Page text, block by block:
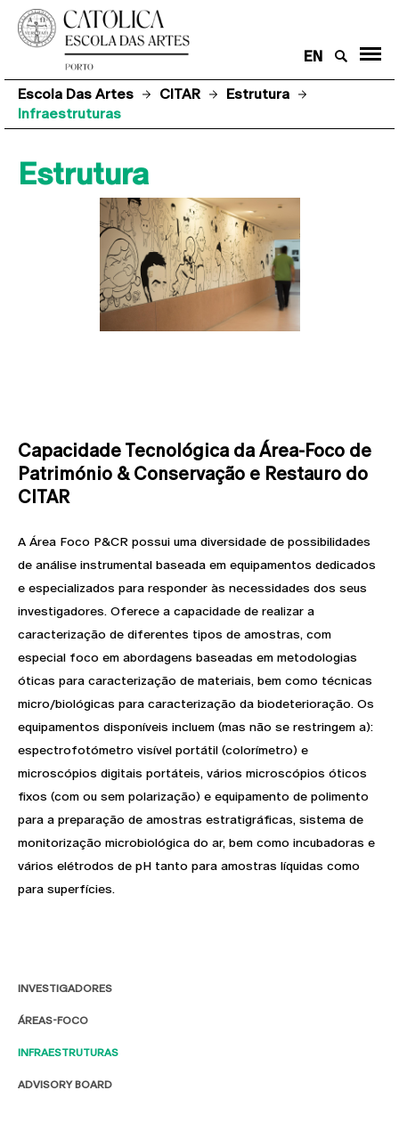
EN
Escola Das Artes CITAR
Estrutura
Infraestruturas
Estrutura
INVESTIGADORES
ÁREAS-FOCO
INFRAESTRUTURAS
ADVISORY BOARD
Capacidade Tecnológica da Área-Foco de
Património & Conservação e Restauro do
CITAR
A Área Foco P&CR possui uma diversidade de possibilidades
de análise instrumental baseada em equipamentos dedicados
e especializados para responder às necessidades dos seus
investigadores. Oferece a capacidade de realizar a
caracterização de diferentes tipos de amostras, com
especial foco em abordagens baseadas em metodologias
óticas para caracterização de materiais, bem como técnicas
micro/biológicas para caracterização da biodeterioração. Os
equipamentos disponíveis incluem (mas não se restringem a):
espectrofotómetro visível portátil (colorímetro) e
microscópios digitais portáteis, vários microscópios óticos
fixos (com ou sem polarização) e equipamento de polimento
para a preparação de amostras estratigráficas, sistema de
monitorização microbiológica do ar, bem como incubadoras e
vários elétrodos de pH tanto para amostras líquidas como
para superfícies.